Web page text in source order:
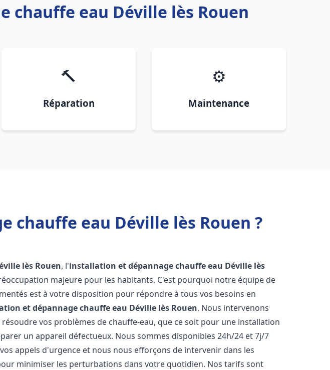
chauffe eau Déville lès Rouen
🔨
Réparation
⚙️
Maintenance
chauffe eau Déville lès Rouen ?
lès Rouen, l'installation et dépannage chauffe eau Déville lès
majeure pour les habitants. C'est pourquoi notre équipe de
est à votre disposition pour répondre à tous vos besoins en
et dépannage chauffe eau Déville lès Rouen. Nous intervenons
vos problèmes de chauffe-eau, que ce soit pour une installation
un appareil défectueux. Nous sommes disponibles 24h/24 et 7j/7
appels d'urgence et nous nous efforçons de intervenir dans les
minimiser les perturbations dans votre quotidien. Nos tarifs sont